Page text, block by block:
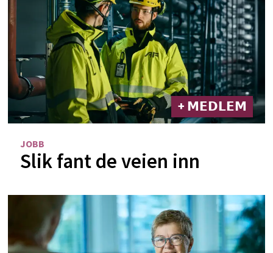
+ 𝗠𝗘𝗗𝗟𝗘𝗠
JOBB
Slik fant de veien inn